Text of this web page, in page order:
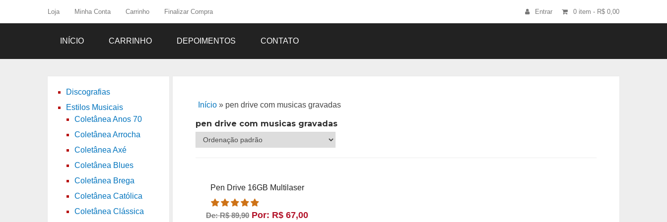
Loja Minha Conta Carrinho Finalizar Compra Entrar 0 item - R$ 0,00
INÍCIO CARRINHO DEPOIMENTOS CONTATO
Início » pen drive com musicas gravadas
pen drive com musicas gravadas
Pen Drive 16GB Multilaser
De:R$89,90 Por: R$ 67,00
Discografias
Estilos Musicais
Coletânea Anos 70
Coletânea Arrocha
Coletânea Axé
Coletânea Blues
Coletânea Brega
Coletânea Católica
Coletânea Clássica